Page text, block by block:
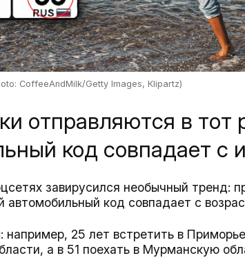
CoffeeAndMilk/Getty Images, Кlipartz)
отправляются в тот
код совпадает с
завирусился необычный тренд:
автомобильный код совпадает с
например, 25 лет встретить в
а в 51 поехать в Мурманскую